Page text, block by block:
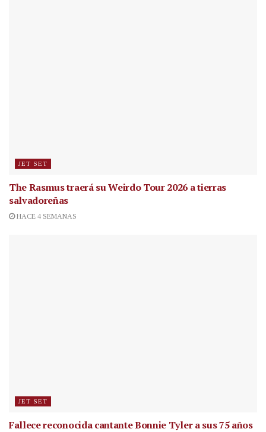
JET SET
The Rasmus traerá su Weirdo Tour 2026 a tierras
salvadoreñas
HACE 4 SEMANAS
JET SET
Fallece reconocida cantanteBonnie Tyler a sus 75 años